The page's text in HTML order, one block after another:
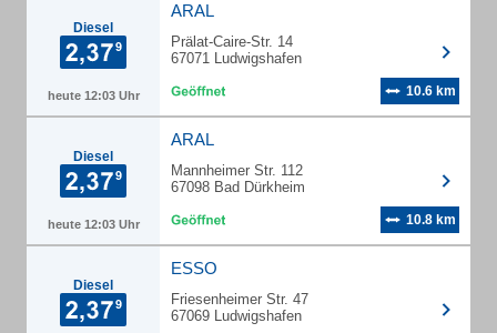
Diesel
heute 12:03 Uhr
ARAL
Prälat-Caire-Str. 14
67071 Ludwigshafen
10.6 km
Diesel
heute 12:03 Uhr
ARAL
Mannheimer Str. 112
67098 Bad Dürkheim
10.8 km
Diesel
ESSO
Friesenheimer Str. 47
67069 Ludwigshafen